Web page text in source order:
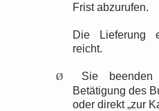
Frist abzurufen.
Die Lieferung
reicht.
Ø
Sie
Betätigung des
oder direkt „zur